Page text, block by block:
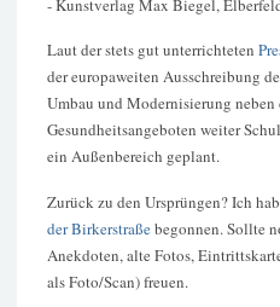
Laut der stets gut unterrichteten
der europaweiten Ausschreibung
Umbau und Modernisierung
Gesundheitsangeboten weiter
ein Außenbereich geplant.
Zurück zu den Ursprüngen? Ich
der Birkerstraßebegonnen. Sollte
Anekdoten, alte Fotos,
als Foto/Scan) freuen.